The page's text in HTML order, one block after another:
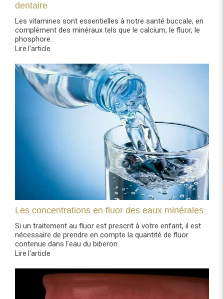
dentaire
Les vitamines sont essentielles à notre santé buccale, en
complément des minéraux tels que le calcium, le fluor, le
phosphore.
Lire l'article
Les concentrations en fluor des eaux minérales
Si un traitement au fluor est prescrit à votre enfant, il est
nécessaire de prendre en compte la quantité de fluor
contenue dans l’eau du biberon.
Lire l'article